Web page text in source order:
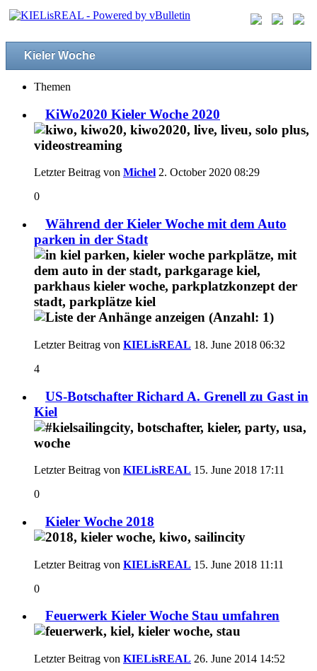
Kieler Woche
Themen
KiWo2020 Kieler Woche 2020
Letzter Beitrag von Michel 2. October 2020 08:29
0
Während der Kieler Woche mit dem Auto
parken in der Stadt
Letzter Beitrag von KIELisREAL 18. June 2018 06:32
4
US-Botschafter Richard A. Grenell zu Gast in
Kiel
Letzter Beitrag von KIELisREAL 15. June 2018 17:11
0
Kieler Woche 2018
Letzter Beitrag von KIELisREAL 15. June 2018 11:11
0
Feuerwerk Kieler Woche Stau umfahren
Letzter Beitrag von KIELisREAL 26. June 2014 14:52